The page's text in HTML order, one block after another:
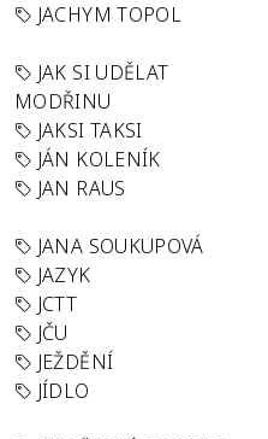
JACHYM TOPOL
JAK SI UDĚLAT
MODŘINU
JAKSI TAKSI
JÁN KOLENÍK
JAN RAUS
JANA SOUKUPOVÁ
JAZYK
JCTT
JČU
JEŽDĚNÍ
JÍDLO